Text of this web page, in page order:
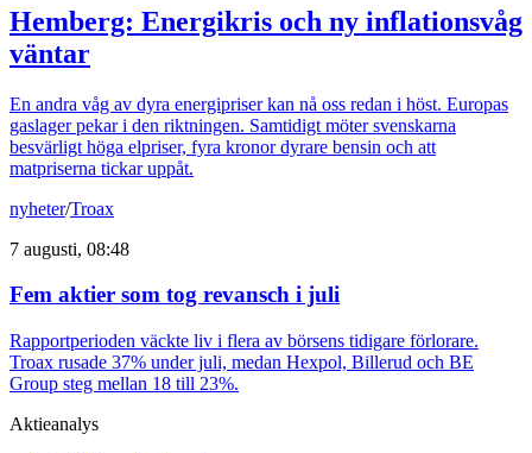
Hemberg: Energikris och ny inflationsvåg
väntar
En andra våg av dyra energipriser kan nå oss redan i höst. Europas
gaslager pekar i den riktningen. Samtidigt möter svenskarna
besvärligt höga elpriser, fyra kronor dyrare bensin och att
matpriserna tickar uppåt.
nyheter/Troax
7 augusti, 08:48
Fem aktier som tog revansch i juli
Rapportperioden väckte liv i flera av börsens tidigare förlorare.
Troax rusade 37% under juli, medan Hexpol, Billerud och BE
Group steg mellan 18 till 23%.
Aktieanalys